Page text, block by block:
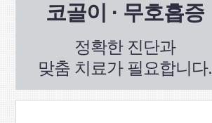
코골이 · 무호흡증
정확한 진단과
맞춤 치료가 필요합니다.